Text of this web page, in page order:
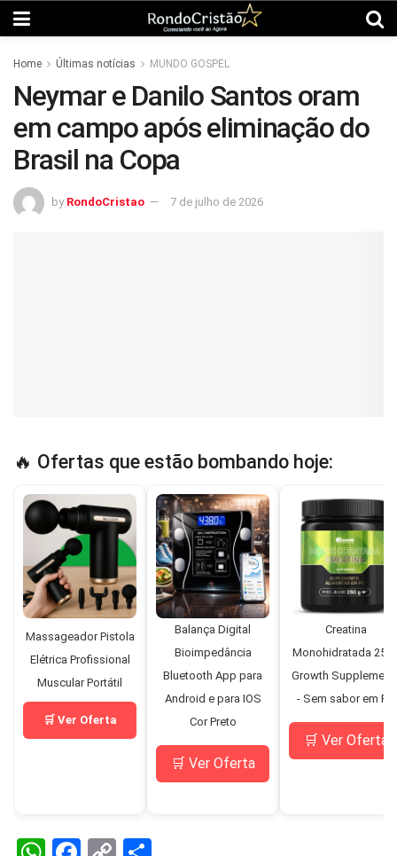
Home Últimas notícias MUNDO GOSPEL
Neymar e Danilo Santos oram
em campo após eliminação do
Brasil na Copa
by RondoCristao 7 de julho de 2026
🔥 Ofertas que estão bombando hoje:
Massageador Pistola
Elétrica Profissional
Muscular Portátil
🛒 Ver Oferta
Balança Digital
Bioimpedância
Bluetooth App para
Android e para IOS
Cor Preto
🛒 Ver Oferta
Creatina
Monohidratada
Growth
- Sem sabor em Pó
🛒 Ver Oferta